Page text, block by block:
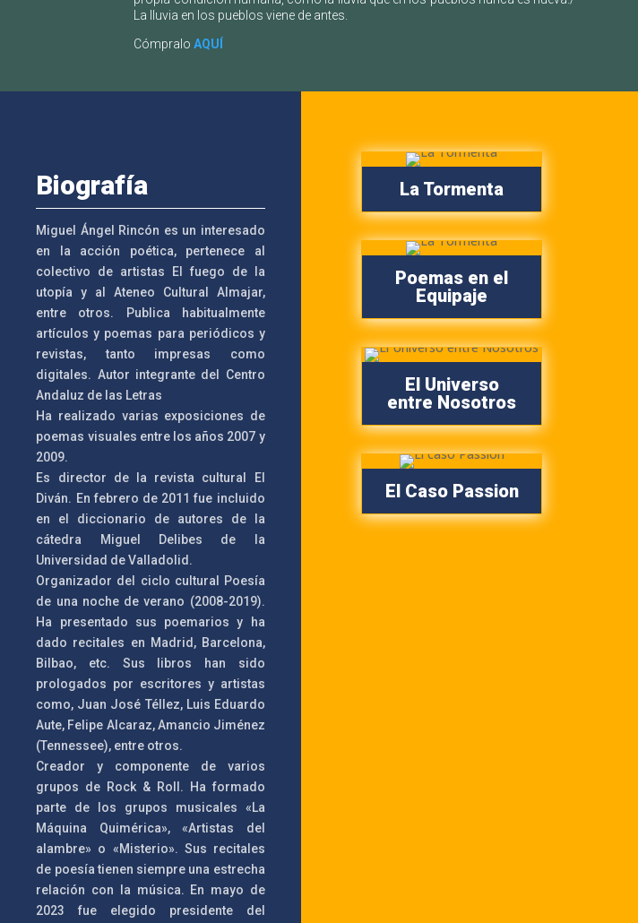
La lluvia en los pueblos viene de antes.
CómpraloAQUÍ
Biografía
Miguel Ángel Rincón es un interesado
en la acción poética, pertenece al
colectivo de artistas El fuego de la
utopía y al Ateneo Cultural Almajar,
entre otros. Publica habitualmente
artículos y poemas para periódicos y
revistas, tanto impresas como
digitales. Autor integrante del Centro
Andaluz de las Letras
Ha realizado varias exposiciones de
poemas visuales entre los años 2007 y
2009.
Es director de la revista cultural El
Diván. En febrero de 2011 fue incluido
en el diccionario de autores de la
cátedra Miguel Delibes de la
Universidad de Valladolid.
Organizador del ciclo cultural Poesía
de una noche de verano (2008-2019).
Ha presentado sus poemarios y ha
dado recitales en Madrid, Barcelona,
Bilbao, etc. Sus libros han sido
prologados por escritores y artistas
como, Juan José Téllez, Luis Eduardo
Aute, Felipe Alcaraz, Amancio Jiménez
(Tennessee), entre otros.
Creador y componente de varios
grupos de Rock & Roll. Ha formado
parte de los grupos musicales «La
Máquina Quimérica», «Artistas del
alambre» o «Misterio». Sus recitales
de poesía tienen siempre una estrecha
relación con la música.
En mayo de
2023 fue elegido presidente del
La Tormenta
Poemas en el
Equipaje
El Universo
entre Nosotros
El Caso Passion